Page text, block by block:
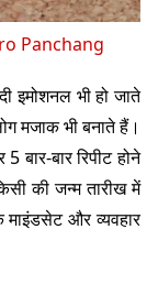
Panchang
इमोशनल भी हो जाते
मजाक भी बनाते हैं।
बार रिपीट होने
की जन्म तारीख में
माइंडसेट और व्यवहार